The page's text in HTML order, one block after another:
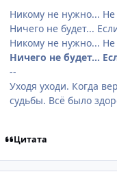
Никому не нужно...
Ничего не будет...
Никому не нужно...
Ничего не будет...
--
Уходя уходи. Когда
судьбы. Всё было
Цитата